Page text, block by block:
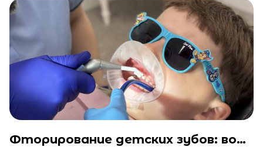
Фторирование детских зубов: вопросы и ответы